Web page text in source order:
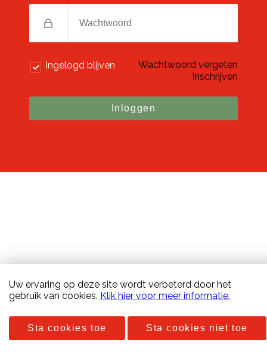
Uw ervaring op deze site wordt verbeterd door het
gebruik van cookies. Klik hier voor meer informatie.
Sta cookies toe Sta cookies niet toe
Ingelogd blijven
Wachtwoord vergeten
Inschrijven
Inloggen
Copyright 2026 Beeks Buiten
Disclaimer & privacyverklaring
Door: VW Nieuwbouw Platform